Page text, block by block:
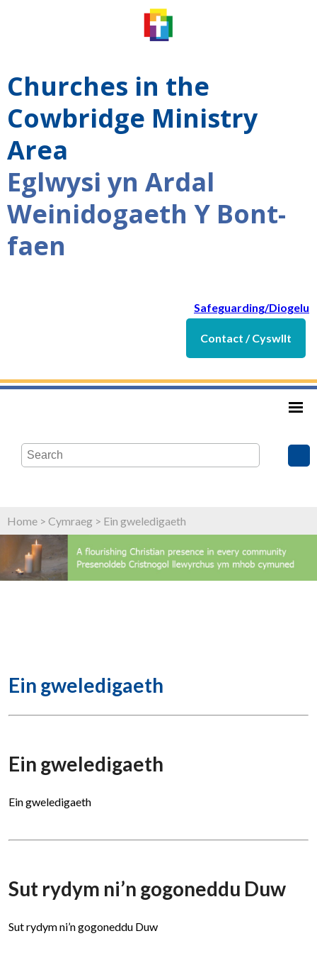
Churches in the
Cowbridge Ministry
Area
Eglwysi yn Ardal
Weinidogaeth Y Bont-
faen
Safeguarding/Diogelu
Contact / Cyswllt
Home > Cymraeg > Ein gweledigaeth
Ein gweledigaeth
Ein gweledigaeth
Ein gweledigaeth
Sut rydym ni’n gogoneddu Duw
Sut rydym ni’n gogoneddu Duw